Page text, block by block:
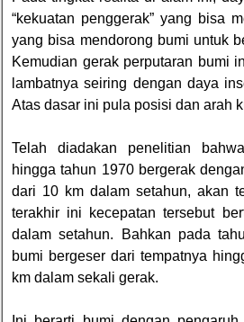
“kekuatan penggerak” yang bisa
yang bisa mendorong bumi untuk
Kemudian gerak perputaran bumi
lambatnya seiring dengan daya
Atas dasar ini pula posisi dan arah
Telah diadakan penelitian
hingga tahun 1970 bergerak
dari 10 km dalam setahun, akan
terakhir ini kecepatan tersebut
dalam setahun. Bahkan pada
bumi bergeser dari tempatnya
km dalam sekali gerak.